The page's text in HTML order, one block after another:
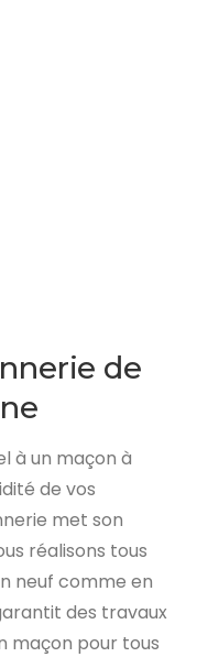
de
à un maçon à
de vos
met son
réalisons tous
neuf comme en
des travaux
maçon pour tous